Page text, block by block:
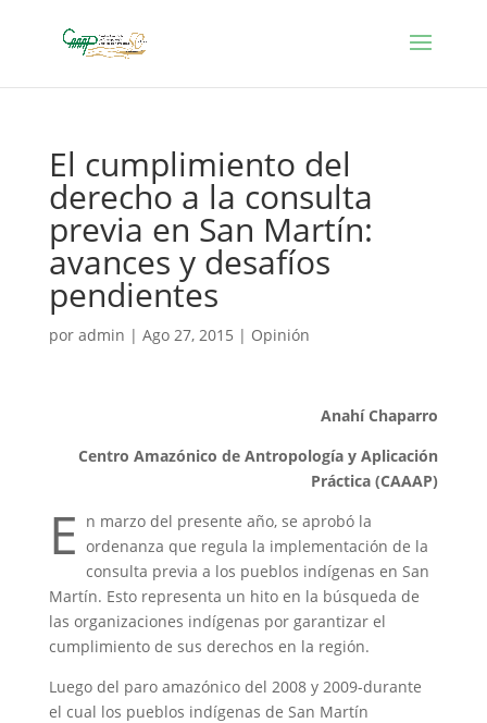
El cumplimiento del
derecho a la consulta
previa en San Martín:
avances y desafíos
pendientes
por admin | Ago 27, 2015 | Opinión
Anahí Chaparro
Centro Amazónico de Antropología y Aplicación
Práctica (CAAAP)
E n marzo del presente año, se aprobó la
ordenanza que regula la implementación de la
consulta previa a los pueblos indígenas en San
Martín. Esto representa un hito en la búsqueda de
las organizaciones indígenas por garantizar el
cumplimiento de sus derechos en la región.
Luego del paro amazónico del 2008 y 2009-durante
el cual los pueblos indígenas de San Martín